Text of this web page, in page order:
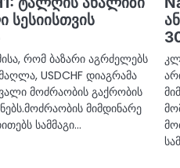
სესიისთვის
რომ ბაზარი აგრძელებს
USDCHF დიაგრამა
მოძრაობის გაქრობის
მიმდინარე
სამმაგი…